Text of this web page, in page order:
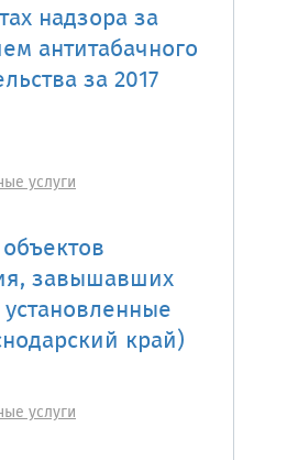
надзора за
антитабачного
за 2017
услуги
завышавших
край)
услуги